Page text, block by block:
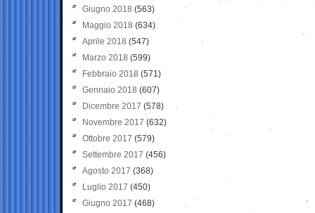
Giugno 2018 (563)
Maggio 2018 (634)
Aprile 2018 (547)
Marzo 2018 (599)
Febbraio 2018 (571)
Gennaio 2018 (607)
Dicembre 2017 (578)
Novembre 2017 (632)
Ottobre 2017 (579)
Settembre 2017 (456)
Agosto 2017 (368)
Luglio 2017 (450)
Giugno 2017 (468)